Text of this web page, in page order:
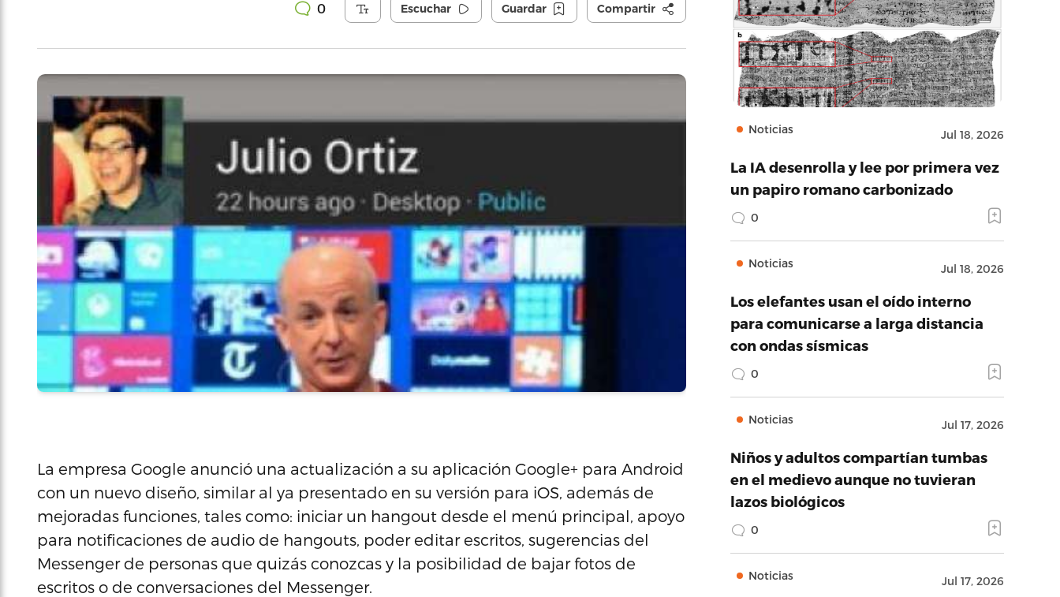
0 Escuchar Guardar Compartir
La empresa Google anunció una actualización a su aplicación Google+ para Android
con un nuevo diseño, similar al ya presentado en su versión para iOS, además de
mejoradas funciones, tales como: iniciar un hangout desde el menú principal, apoyo
para notificaciones de audio de hangouts, poder editar escritos, sugerencias del
Messenger de personas que quizás conozcas y la posibilidad de bajar fotos de
escritos o de conversaciones del Messenger.
Noticias Jul 18, 2026
La IA desenrolla y lee por primera vez
un papiro romano carbonizado
0
Noticias Jul 18, 2026
Los elefantes usan el oído interno
para comunicarse a larga distancia
con ondas sísmicas
0
Noticias Jul 17, 2026
Niños y adultos compartían tumbas
en el medievo aunque no tuvieran
lazos biológicos
0
Noticias Jul 17, 2026